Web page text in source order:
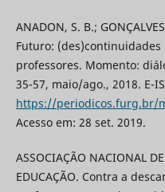
ANADON, S. B.;
Futuro:
professores. Momento:
35-57, maio/ago., 2018. E-
https://periodicos.furg.br/
Acesso em: 28 set. 2019.
ASSOCIAÇÃO NACIONAL
EDUCAÇÃO. Contra a